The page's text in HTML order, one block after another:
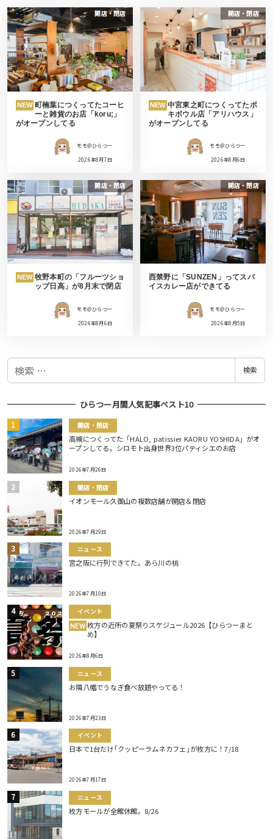
開店・閉店
NEW 町楠葉につくってたコーヒ
ーと雑貨のお店「koru;」
がオープンしてる
モモ＠ひらつー
2026年8月7日
開店・閉店
NEW 中宮東之町につくってたポ
キボウル店「アリハウス」
がオープンしてる
モモ＠ひらつー
2026年8月6日
開店・閉店
NEW 牧野本町の「フルーツショ
ップ日高」が8月末で閉店
モモ＠ひらつー
2026年8月6日
開店・閉店
西禁野に「SUNZEN」ってスパ
イスカレー店ができてる
モモ＠ひらつー
2026年8月5日
検
検索
ひらつー月間人気記事ベスト10
開店・閉店
高槻につくってた「HALO, patissier KAORU YOSHIDA」がオ
ープンしてる。シロモト出身世界3位パティシエのお店
2026年7月26日
開店・閉店
イオンモール久御山の複数店舗が開店＆閉店
2026年7月29日
ニュース
宮之阪に行列できてた。あら川の桃
2026年7月10日
イベント
NEW 枚方の近所の夏祭りスケジュール2026【ひらつーまと
め】
2026年8月6日
ニュース
お隣八幡でうなぎ食べ放題やってる！
2026年7月23日
イベント
日本で1台だけ｢クッピーラムネカフェ｣が枚方に！7/18
2026年7月17日
ニュース
枚方モールが全館休館。8/26